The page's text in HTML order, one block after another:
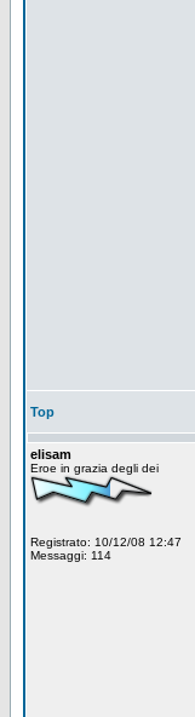
Top
elisam
Eroe in grazia degli dei
Registrato: 10/12/08 12:47
Messaggi: 114